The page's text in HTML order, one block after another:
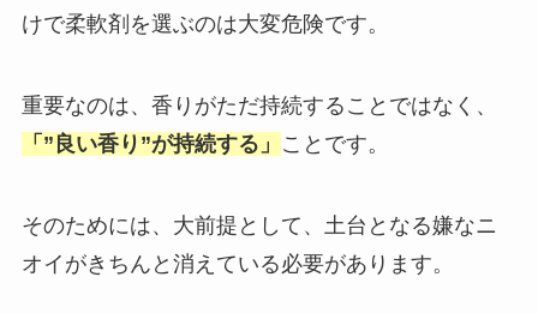
けで柔軟剤を選ぶのは大変危険です。
重要なのは、香りがただ持続することではなく、
「”良い香り”が持続する」 ことです。
そのためには、大前提として、土台となる嫌なニ
オイがきちんと消えている必要があります。